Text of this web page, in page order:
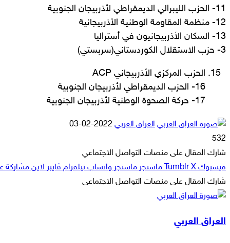
11- الحزب الليبرالي الديمقراطي لأذربيجان الجنوبية
12- منظمة المقاومة الوطنية الأذربيجانية
13- السكان الأذربيجانيون في أستراليا
3- حزب الاستقلال الكوردستاني(سربستي)
الحزب المركزي الأذربيجاني ACP
16- الحزب الديمقراطي لأذربيجان الجنوبية
17- حركة الصحوة الوطنية لأذربيجان الجنوبية
العراق العربي أرسل
إلكترونيا
2022-02-03
532
شارك المقال على منصات التواصل الاجتماعي
فيسبوك ‫X ماسنجر ماسنجر واتساب تيلقرام ڤايبر لاين مشاركة
شارك المقال على منصات التواصل الاجتماعي
فيسبوك
‫X
ماسنجر
ماسنجر
واتساب
تيلقرام
ڤايبر
لاين
مشاركة
البريد
طباعة
العراق العربي